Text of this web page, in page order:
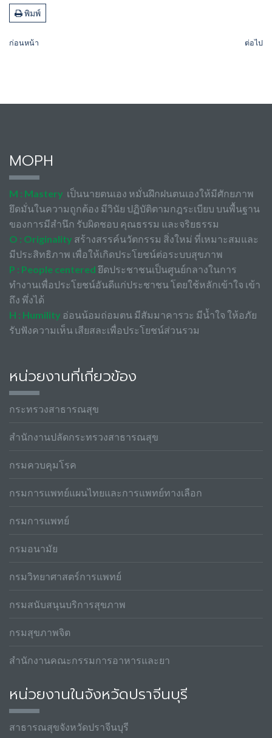
พิมพ์
ก่อนหน้า ต่อไป
MOPH
M : Mastery เป็นนายตนเอง หมั่นฝึกฝนตนเองให้มีศักยภาพ
ยึดมั่นในความถูกต้อง มีวินัย ปฏิบัติตามกฎระเบียบ บนพื้นฐาน
ของการมีสำนึก รับผิดชอบ คุณธรรม และจริยธรรม
O : Originality สร้างสรรค์นวัตกรรม สิ่งใหม่ ที่เหมาะสมและ
มีประสิทธิภาพ เพื่อให้เกิดประโยชน์ต่อระบบสุขภาพ
P : People centered ยึดประชาชนเป็นศูนย์กลางในการ
ทำงานเพื่อประโยชน์อันดีแก่ประชาชน โดยใช้หลักเข้าใจ เข้า
ถึง พึ่งได้
H : Humility อ่อนน้อมถ่อมตน มีสัมมาคารวะ มีน้ำใจ ให้อภัย
รับฟังความเห็น เสียสละเพื่อประโยชน์ส่วนรวม
หน่วยงานที่เกี่ยวข้อง
กระทรวงสาธารณสุข
สำนักงานปลัดกระทรวงสาธารณสุข
กรมควบคุมโรค
กรมการแพทย์แผนไทยและการแพทย์ทางเลือก
กรมการแพทย์
กรมอนามัย
กรมวิทยาศาสตร์การแพทย์
กรมสนับสนุนบริการสุขภาพ
กรมสุขภาพจิต
สำนักงานคณะกรรมการอาหารและยา
หน่วยงานในจังหวัดปราจีนบุรี
สาธารณสุขจังหวัดปราจีนบุรี